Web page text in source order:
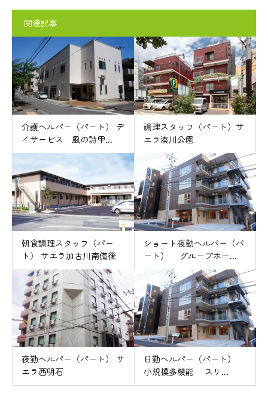
関連記事
介護ヘルパー（パート） デ
イサービス 風の詩甲...
調理スタッフ（パート）サ
エラ湊川公園
朝食調理スタッフ（パー
ト） サエラ加古川南備後
ショート夜勤ヘルパー（パ
ート） グループホー...
夜勤ヘルパー（パート） サ
エラ西明石
日勤ヘルパー（パート）
小規模多機能 スリ...